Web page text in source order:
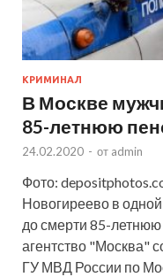
КРИМИНАЛ
В Москве
85-летнюю
24.02.2020 - от admin
Фото:
Новогиреево в
до смерти 85-
агентство "Москва"
ГУ МВД России по